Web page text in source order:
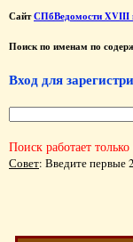
СайтСПбВедомости XVIII
Поиск по именам по
Вход для
Поиск работает
Совет: Введите первые